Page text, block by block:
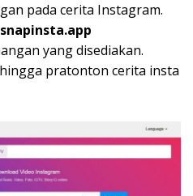
pada cerita Instagram.
snapinsta.app
yang disediakan.
pratonton cerita insta